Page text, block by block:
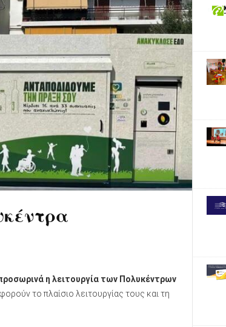
η λειτουργία των Πολυκέντρων
το πλαίσιο λειτουργίας τους και τη